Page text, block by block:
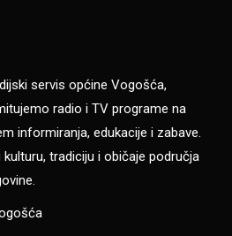
servis općine Vogošća,
radio i TV programe na
informiranja, edukacije i zabave.
tradiciju i običaje područja